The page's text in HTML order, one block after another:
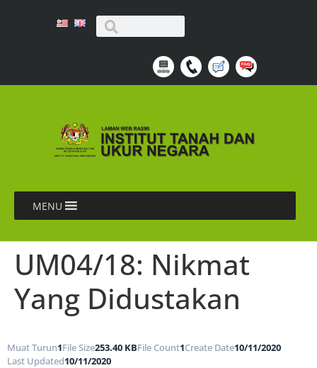
MENU
UM04/18: Nikmat
Yang Didustakan
Muat Turun1File Size253.40 KBFile Count1Create Date10/11/2020
Last Updated10/11/2020